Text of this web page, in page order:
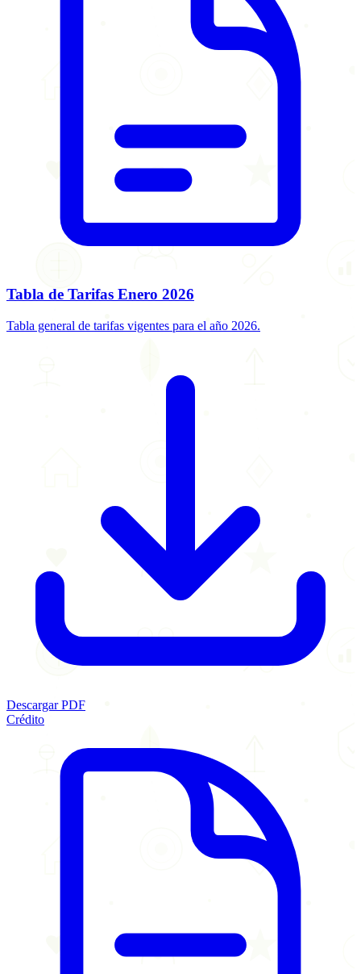
Tabla de Tarifas Enero 2026
Tabla general de tarifas vigentes para el año 2026.
Descargar PDF
Crédito